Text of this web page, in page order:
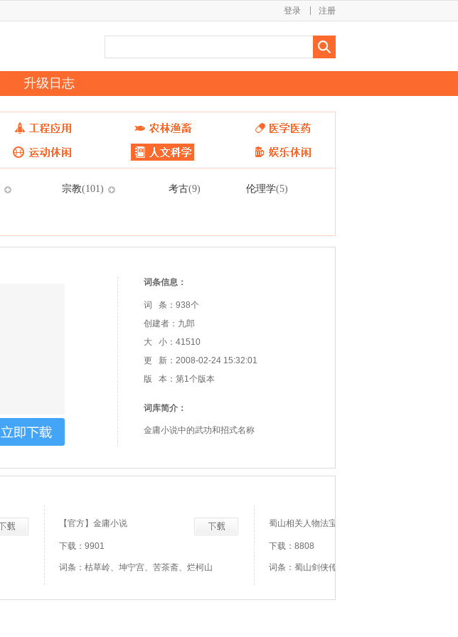
注册
登录
升级日志
宗教(101) 考古(9) 伦理学(5)
词条信息：
词 条：938个
创建者：九郎
大 小：41510
更 新：2008-02-24 15:32:01
版 本：第1个版本
词库简介：
金庸小说中的武功和招式名称
【官方】金庸小说
下载：9901
词条：枯草岭、坤宁宫、苦茶斋、烂柯山
蜀山相关人物法宝
下载：8808
词条：蜀山剑侠传、屠龙刀、屠龙师太